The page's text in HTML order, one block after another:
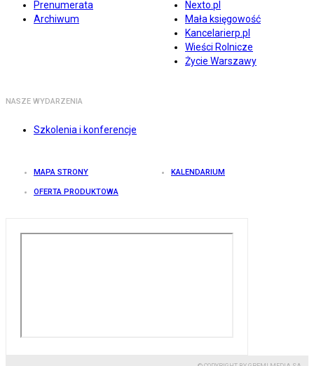
Prenumerata
Archiwum
Nexto.pl
Mała księgowość
Kancelarierp.pl
Wieści Rolnicze
Życie Warszawy
NASZE WYDARZENIA
Szkolenia i konferencje
MAPA STRONY KALENDARIUM
OFERTA PRODUKTOWA